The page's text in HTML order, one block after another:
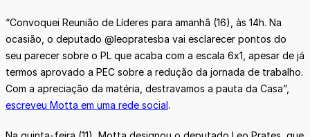
“Convoquei Reunião de Líderes para amanhã (16), às 14h. Na
ocasião, o deputado @leopratesba vai esclarecer pontos do
seu parecer sobre o PL que acaba com a escala 6x1, apesar de já
termos aprovado a PEC sobre a redução da jornada de trabalho.
Com a apreciação da matéria, destravamos a pauta da Casa”,
escreveu Motta em uma rede social.